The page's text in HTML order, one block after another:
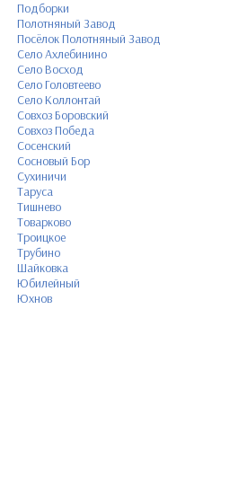
Подборки
Полотняный Завод
Посёлок Полотняный Завод
Село Ахлебинино
Село Восход
Село Головтеево
Село Коллонтай
Совхоз Боровский
Совхоз Победа
Сосенский
Сосновый Бор
Сухиничи
Таруса
Тишнево
Товарково
Троицкое
Трубино
Шайковка
Юбилейный
Юхнов